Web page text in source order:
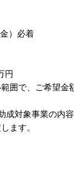
）必着
円
囲で、ご希望金
成対象事業の内
ます。